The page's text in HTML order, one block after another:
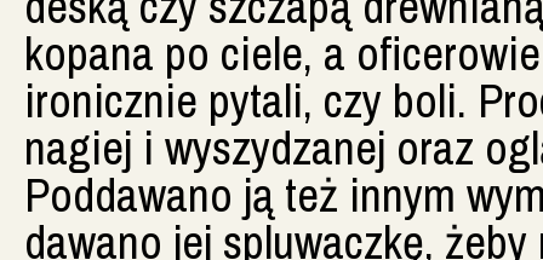
kopana po ciele, a
ironicznie pytali, czy boli.
nagiej i wyszydzanej oraz
Poddawano ją też innym
dawano jej spluwaczkę,